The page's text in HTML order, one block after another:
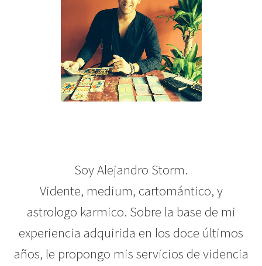
Soy Alejandro Storm.
Vidente, medium, cartomántico, y
astrologo karmico. Sobre la base de mi
experiencia adquirida en los doce últimos
años, le propongo mis servicios de videncia